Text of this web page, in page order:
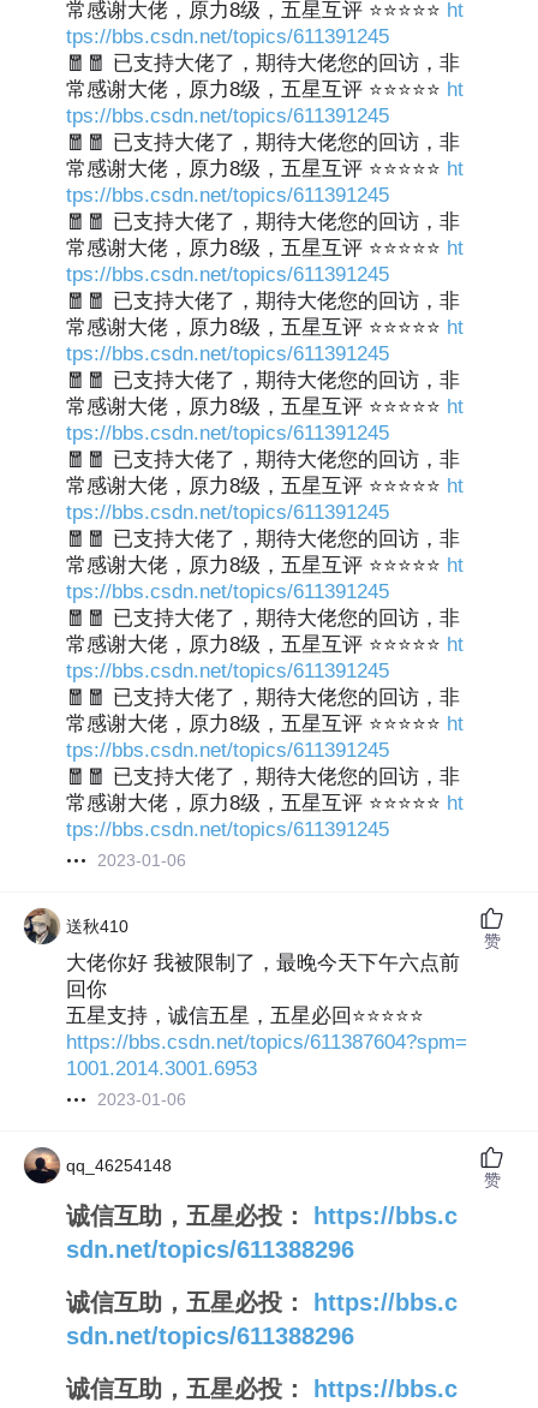
常感谢大佬，原力8级，五星互评 ⭐⭐⭐⭐⭐ ht
tps://bbs.csdn.net/topics/611391245
🧧🧧 已支持大佬了，期待大佬您的回访，非
常感谢大佬，原力8级，五星互评 ⭐⭐⭐⭐⭐ ht
tps://bbs.csdn.net/topics/611391245
🧧🧧 已支持大佬了，期待大佬您的回访，非
常感谢大佬，原力8级，五星互评 ⭐⭐⭐⭐⭐ ht
tps://bbs.csdn.net/topics/611391245
🧧🧧 已支持大佬了，期待大佬您的回访，非
常感谢大佬，原力8级，五星互评 ⭐⭐⭐⭐⭐ ht
tps://bbs.csdn.net/topics/611391245
🧧🧧 已支持大佬了，期待大佬您的回访，非
常感谢大佬，原力8级，五星互评 ⭐⭐⭐⭐⭐ ht
tps://bbs.csdn.net/topics/611391245
🧧🧧 已支持大佬了，期待大佬您的回访，非
常感谢大佬，原力8级，五星互评 ⭐⭐⭐⭐⭐ ht
tps://bbs.csdn.net/topics/611391245
🧧🧧 已支持大佬了，期待大佬您的回访，非
常感谢大佬，原力8级，五星互评 ⭐⭐⭐⭐⭐ ht
tps://bbs.csdn.net/topics/611391245
🧧🧧 已支持大佬了，期待大佬您的回访，非
常感谢大佬，原力8级，五星互评 ⭐⭐⭐⭐⭐ ht
tps://bbs.csdn.net/topics/611391245
🧧🧧 已支持大佬了，期待大佬您的回访，非
常感谢大佬，原力8级，五星互评 ⭐⭐⭐⭐⭐ ht
tps://bbs.csdn.net/topics/611391245
🧧🧧 已支持大佬了，期待大佬您的回访，非
常感谢大佬，原力8级，五星互评 ⭐⭐⭐⭐⭐ ht
tps://bbs.csdn.net/topics/611391245
🧧🧧 已支持大佬了，期待大佬您的回访，非
常感谢大佬，原力8级，五星互评 ⭐⭐⭐⭐⭐ ht
tps://bbs.csdn.net/topics/611391245
2023-01-06
送秋410
大佬你好 我被限制了，最晚今天下午六点前
回你
五星支持，诚信五星，五星必回⭐⭐⭐⭐⭐
https://bbs.csdn.net/topics/611387604?spm=
1001.2014.3001.6953
2023-01-06
赞
qq_46254148
诚信互助，五星必投：
https://bbs.c
sdn.net/topics/611388296
诚信互助，五星必投：
https://bbs.c
sdn.net/topics/611388296
诚信互助，五星必投：
https://bbs.c
赞